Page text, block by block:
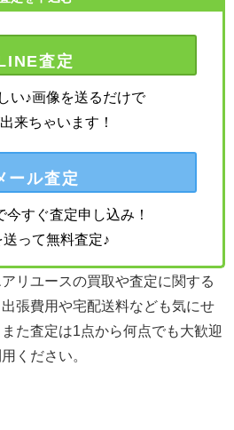
LINE査定
い♪画像を送るだけで
来ちゃいます！
ール査定
今すぐ査定申し込み！
送って無料査定♪
リユースの買取や査定に関する
張費用や宅配送料なども気にせ
た査定は1点から何点でも大歓迎
ください。